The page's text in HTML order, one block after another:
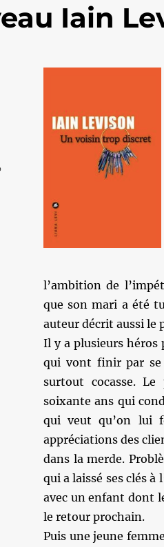
Iain
l’ambition de
que son mari a été
auteur décrit aussi le
Il y a plusieurs héros
qui vont finir par se
surtout cocasse.
soixante ans qui
qui veut qu’on lui
appréciations des
dans la merde.
qui a laissé ses clés
avec un enfant dont
le retour prochain.
Puis une jeune